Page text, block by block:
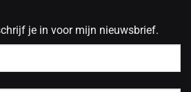
je in voor mijn nieuwsbrief.